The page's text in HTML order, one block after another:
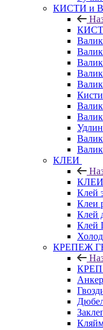
КИСТИ и
Кисти
КЛЕИ
КЛЕИ
Клей
Клеи
Клей
Клей
КРЕПЕЖ